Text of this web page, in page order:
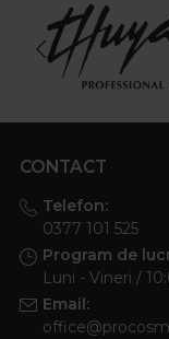
CONTACT
Telefon:
0377 101 525
Program de
Luni - Vineri /
Email: